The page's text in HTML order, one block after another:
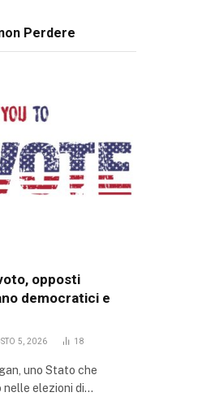
Perdere
opposti
democratici e
5, 2026 18
uno Stato che
nelle elezioni di…